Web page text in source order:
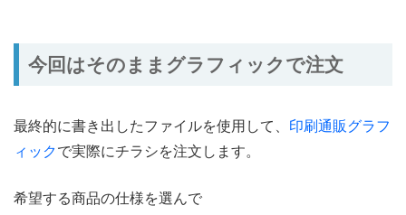
今回はそのままグラフィックで注文
最終的に書き出したファイルを使用して、 印刷通販グラフ
ィックで実際にチラシを注文します。
希望する商品の仕様を選んで